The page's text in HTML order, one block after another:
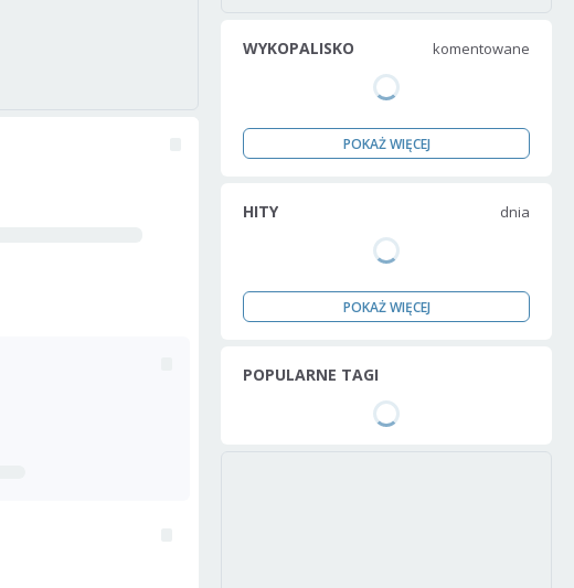
WYKOPALISKO komentowane
POKAŻ WIĘCEJ
HITY dnia
POKAŻ WIĘCEJ
POPULARNE TAGI